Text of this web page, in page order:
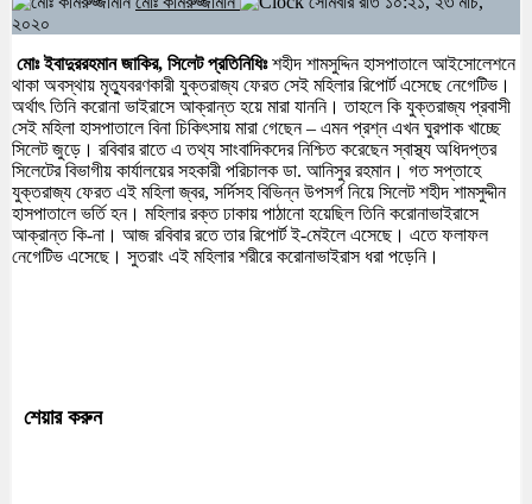
২০২০
মোঃ ইবাদুররহমান জাকির, সিলেট প্রতিনিধিঃশহীদ শামসুদ্দিন হাসপাতালে আইসোলেশনে
থাকা অবস্থায় মৃত্যুবরণকারী যুক্তরাজ্য ফেরত সেই মহিলার রিপোর্ট এসেছে নেগেটিভ।
অর্থাৎ তিনি করোনা ভাইরাসে আক্রান্ত হয়ে মারা যাননি। তাহলে কি যুক্তরাজ্য প্রবাসী
সেই মহিলা হাসপাতালে বিনা চিকিৎসায় মারা গেছেন – এমন প্রশ্ন এখন ঘুরপাক খাচ্ছে
সিলেট জুড়ে। রবিবার রাতে এ তথ্য সাংবাদিকদের নিশ্চিত করেছেন স্বাস্থ্য অধিদপ্তর
সিলেটের বিভাগীয় কার্যালয়ের সহকারী পরিচালক ডা. আনিসুর রহমান। গত সপ্তাহে
যুক্তরাজ্য ফেরত এই মহিলা জ্বর, সর্দিসহ বিভিন্ন উপসর্গ নিয়ে সিলেট শহীদ শামসুদ্দীন
হাসপাতালে ভর্তি হন। মহিলার রক্ত ঢাকায় পাঠানো হয়েছিল তিনি করোনাভাইরাসে
আক্রান্ত কি-না। আজ রবিবার রতে তার রিপোর্ট ই-মেইলে এসেছে। এতে ফলাফল
নেগেটিভ এসেছে। সুতরাং এই মহিলার শরীরে করোনাভাইরাস ধরা পড়েনি।
শেয়ার করুন